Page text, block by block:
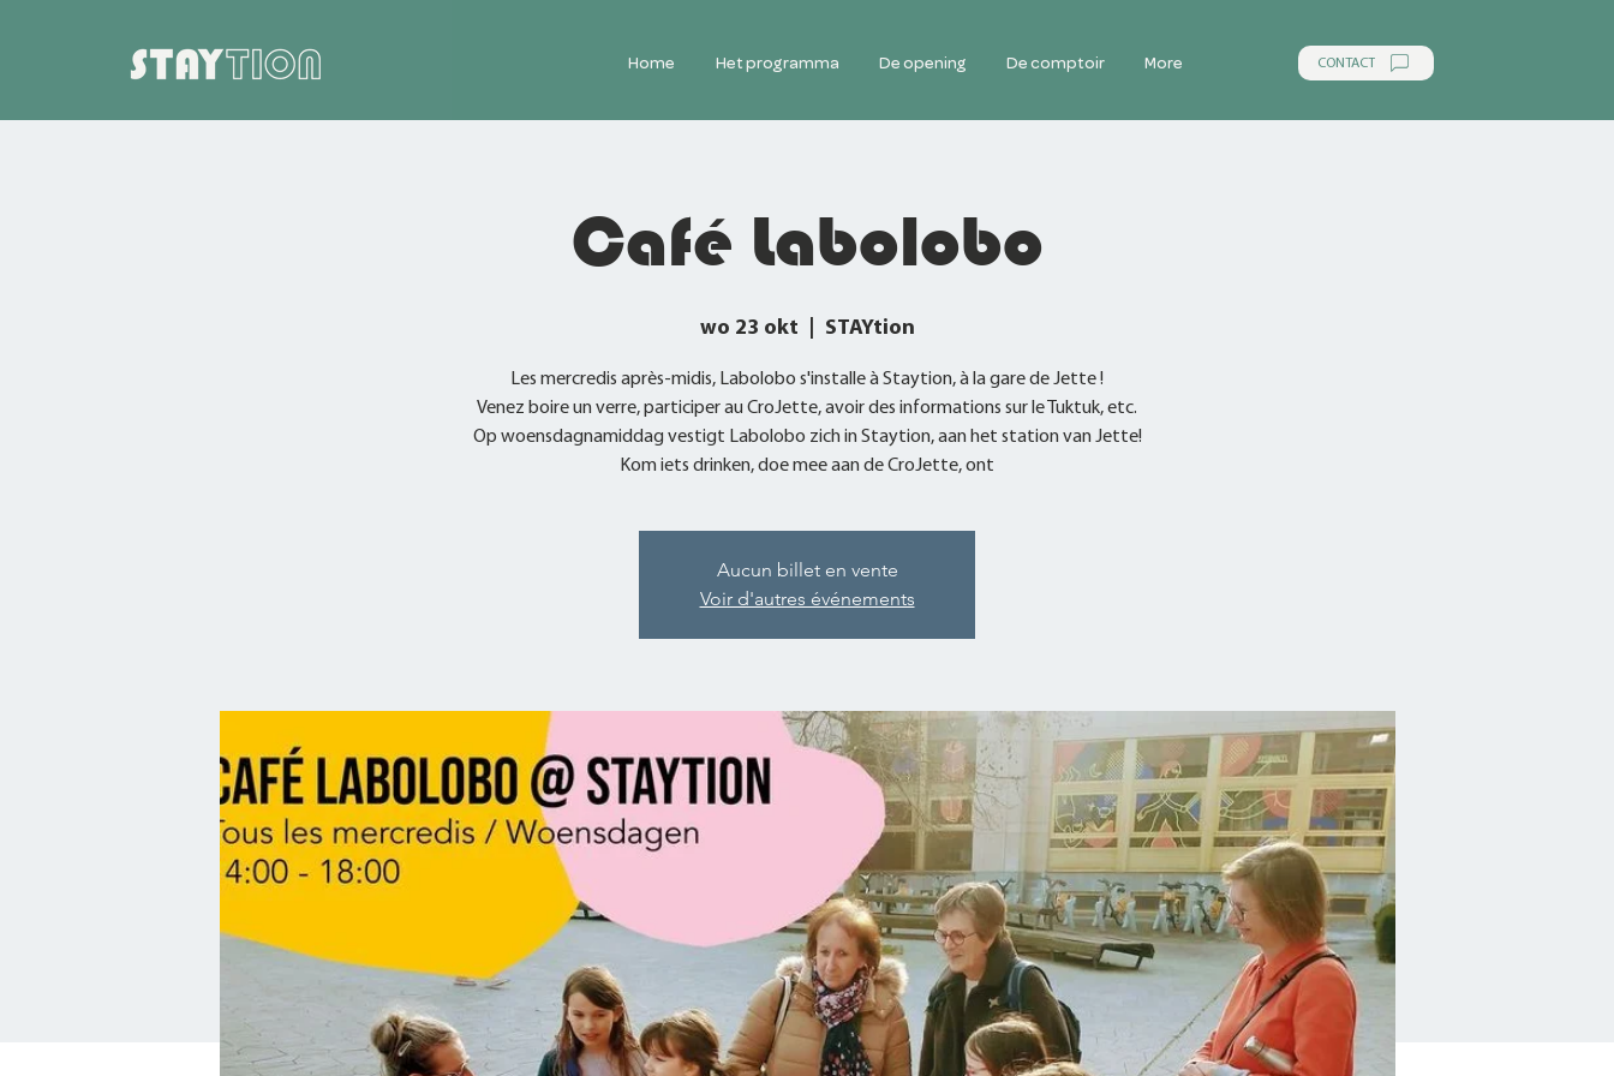
Home Het programma De opening De comptoir More CONTACT
Café Labolobo
wo 23 okt STAYtion
Les mercredis après-midis, Labolobo s'installe à Staytion, à la gare de Jette !
Venez boire un verre, participer au CroJette, avoir des informations sur le Tuktuk, etc.
Op woensdagnamiddag vestigt Labolobo zich in Staytion, aan het station van Jette!
Aucun billet en vente
Voir d'autres événements